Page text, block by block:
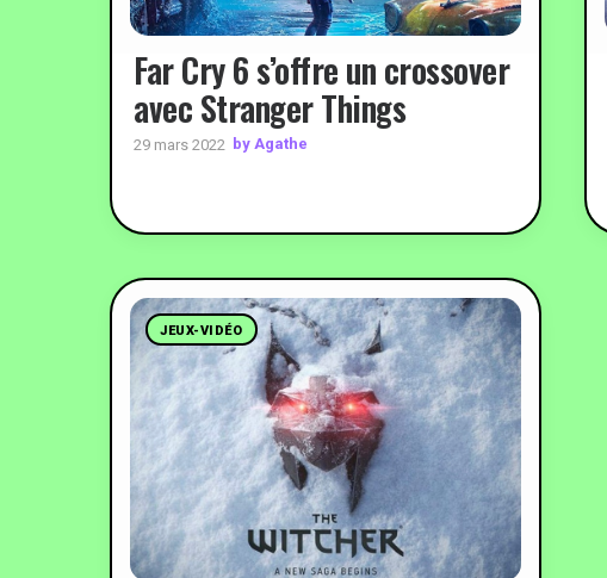
Far Cry 6 s’offre un crossover
avec Stranger Things
29 mars 2022 by Agathe
JEUX-VIDÉO